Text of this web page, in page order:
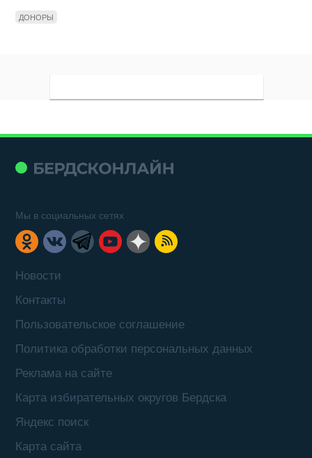
ДОНОРЫ
Новости
Контакты
Пользовательское соглашение
Политика обработки персональных данных
Реклама на сайте
Карта избирательных округов Бердска
Яндекс поиск
Карта сайта
Мы в социальных сетях